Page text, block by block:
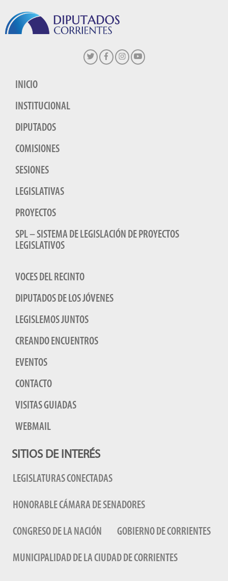
INICIO
INSTITUCIONAL
DIPUTADOS
COMISIONES
SESIONES
LEGISLATIVAS
PROYECTOS
SPL – SISTEMA DE LEGISLACIÓN DE PROYECTOS
LEGISLATIVOS
VOCES DEL RECINTO
DIPUTADOS DE LOS JÓVENES
LEGISLEMOS JUNTOS
CREANDO ENCUENTROS
EVENTOS
CONTACTO
VISITAS GUIADAS
WEBMAIL
SITIOS DE INTERÉS
LEGISLATURAS CONECTADAS
HONORABLE CÁMARA DE SENADORES
CONGRESO DE LA NACIÓN GOBIERNO DE CORRIENTES
MUNICIPALIDAD DE LA CIUDAD DE CORRIENTES